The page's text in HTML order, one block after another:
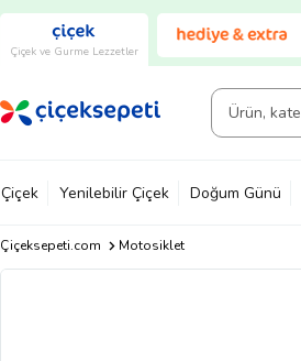
Çiçek ve Gurme Lezzetler
Çiçek Yenilebilir Çiçek Doğum Günü
Çiçeksepeti.com Motosiklet